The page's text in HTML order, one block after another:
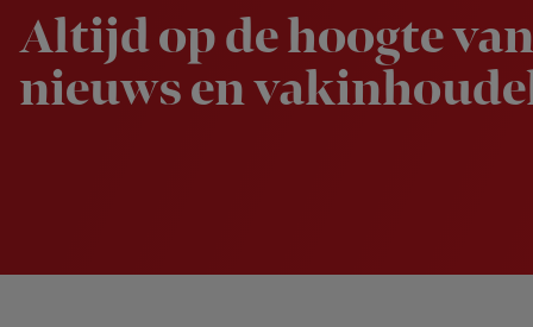
Altijd op de hoogte
nieuws en